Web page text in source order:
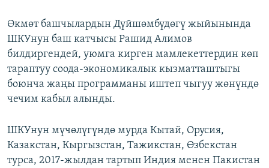
Өкмөт башчылардын Дүйшөмбүдөгү жыйынында
ШКУнун баш катчысы Рашид Алимов
билдиргендей, уюмга кирген мамлекеттердин көп
тараптуу соода-экономикалык кызматташтыгы
боюнча жаңы программаны иштеп чыгуу жөнүндө
чечим кабыл алынды.
ШКУнун мүчөлүгүндө мурда Кытай, Орусия,
Казакстан, Кыргызстан, Тажикстан, Өзбекстан
турса, 2017-жылдан тартып Индия менен Пакистан